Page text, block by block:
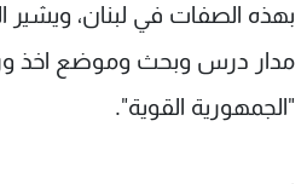
بهذه الصفات في لبنان، ويشير
مدار درس وبحث وموضع اخذ
"الجمهورية القوية".